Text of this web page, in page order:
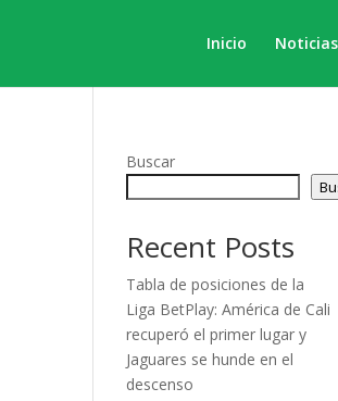
Inicio Noticias
Buscar
Recent Posts
Tabla de posiciones de la
Liga BetPlay: América de Cali
recuperó el primer lugar y
Jaguares se hunde en el
descenso